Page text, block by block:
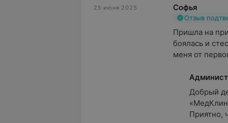
25 июня 2025 Софья
Отзыв
Пришла на
боялась и
меня от
Добрый
Приятно,